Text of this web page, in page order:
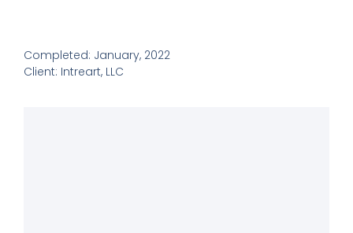
Completed: January, 2022
Client: Intreart, LLC